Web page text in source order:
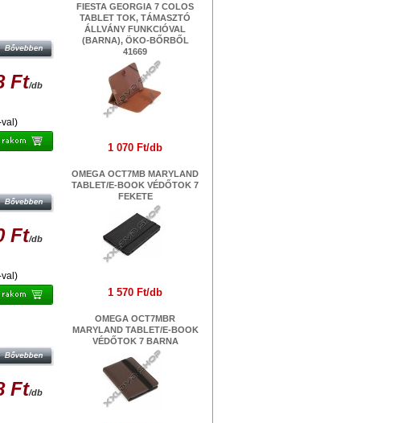
Ft/db
val)
Ft/db
val)
Ft/db
FIESTA GEORGIA 7 COLOS
TABLET TOK, TÁMASZTÓ
ÁLLVÁNY FUNKCIÓVAL
(BARNA), ÖKO-BŐRBŐL
41669
1 070 Ft/db
OMEGA OCT7MB MARYLAND
TABLET/E-BOOK VÉDŐTOK 7
FEKETE
1 570 Ft/db
OMEGA OCT7MBR
MARYLAND TABLET/E-BOOK
VÉDŐTOK 7 BARNA